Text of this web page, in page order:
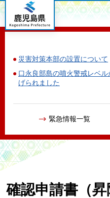
鹿児島県
災害対策本部の設置について
口永良部島の噴火警戒レベ
げられました
緊急情報一覧
確認申請書（昇